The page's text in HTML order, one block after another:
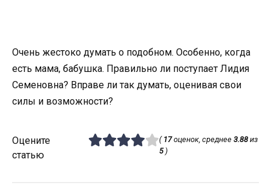
Очень жестоко думать о подобном. Особенно, когда
есть мама, бабушка. Правильно ли поступает Лидия
Семеновна? Вправе ли так думать, оценивая свои
силы и возможности?
Оцените
статью
( 17оценок, среднее 3.88из
5)